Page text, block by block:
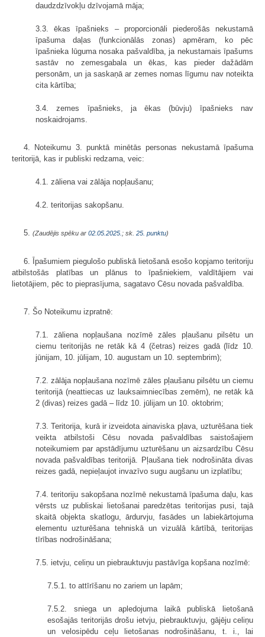
daudzdzīvokļu dzīvojamā māja;
3.3. ēkas īpašnieks – proporcionāli piederošās nekustamā
īpašuma daļas (funkcionālās zonas) apmēram, ko pēc
īpašnieka lūguma nosaka pašvaldība, ja nekustamais īpašums
sastāv no zemesgabala un ēkas, kas pieder dažādām
personām, un ja saskaņā ar zemes nomas līgumu nav noteikta
cita kārtība;
3.4. zemes īpašnieks, ja ēkas (būvju) īpašnieks nav
noskaidrojams.
4. Noteikumu 3. punktā minētās personas nekustamā īpašuma
teritorijā, kas ir publiski redzama, veic:
4.1. zāliena vai zālāja nopļaušanu;
4.2. teritorijas sakopšanu.
5. (Zaudējis spēku ar 02.05.2025. ; sk. 25. punktu)
6. Īpašumiem piegulošo publiskā lietošanā esošo kopjamo teritoriju
atbilstošās platības un plānus to īpašniekiem, valdītājiem vai
lietotājiem, pēc to pieprasījuma, sagatavo Cēsu novada pašvaldība.
7. Šo Noteikumu izpratnē:
7.1. zāliena nopļaušana nozīmē zāles pļaušanu pilsētu un
ciemu teritorijās ne retāk kā 4 (četras) reizes gadā (līdz 10.
jūnijam, 10. jūlijam, 10. augustam un 10. septembrim);
7.2. zālāja nopļaušana nozīmē zāles pļaušanu pilsētu un ciemu
teritorijā (neattiecas uz lauksaimniecības zemēm), ne retāk kā
2 (divas) reizes gadā – līdz 10. jūlijam un 10. oktobrim;
7.3. Teritorija, kurā ir izveidota ainaviska pļava, uzturēšana tiek
veikta atbilstoši Cēsu novada pašvaldības saistošajiem
noteikumiem par apstādījumu uzturēšanu un aizsardzību Cēsu
novada pašvaldības teritorijā. Pļaušana tiek nodrošināta divas
reizes gadā, nepieļaujot invazīvo sugu augšanu un izplatību;
7.4. teritoriju sakopšana nozīmē nekustamā īpašuma daļu, kas
vērsts uz publiskai lietošanai paredzētas teritorijas pusi, tajā
skaitā objekta skatlogu, ārdurvju, fasādes un labiekārtojuma
elementu uzturēšana tehniskā un vizuālā kārtībā, teritorijas
tīrības nodrošināšana;
7.5. ietvju, celiņu un piebrauktuvju pastāvīga kopšana nozīmē:
7.5.1. to attīrīšanu no zariem un lapām;
7.5.2. sniega un apledojuma laikā publiskā lietošanā
esošajās teritorijās drošu ietvju, piebrauktuvju, gājēju celiņu
un velosipēdu ceļu lietošanas nodrošināšanu, t. i., lai